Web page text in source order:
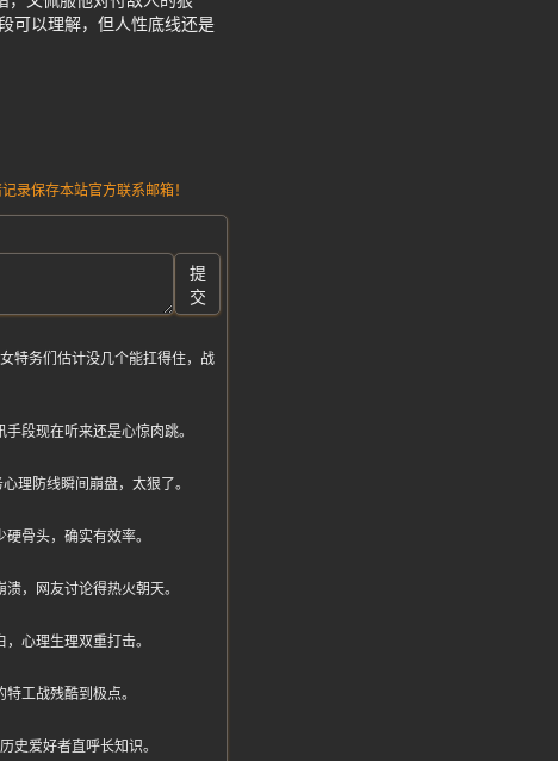
可以理解，但人性底线还是
录保存本站官方联系邮箱！
提
交
特务们估计没几个能扛得住，战
段现在听来还是心惊肉跳。
理防线瞬间崩盘，太狠了。
骨头，确实有效率。
，网友讨论得热火朝天。
心理生理双重打击。
工战残酷到极点。
史爱好者直呼长知识。